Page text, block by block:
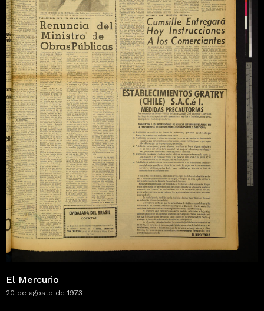
El Mercurio
20 de agosto de 1973